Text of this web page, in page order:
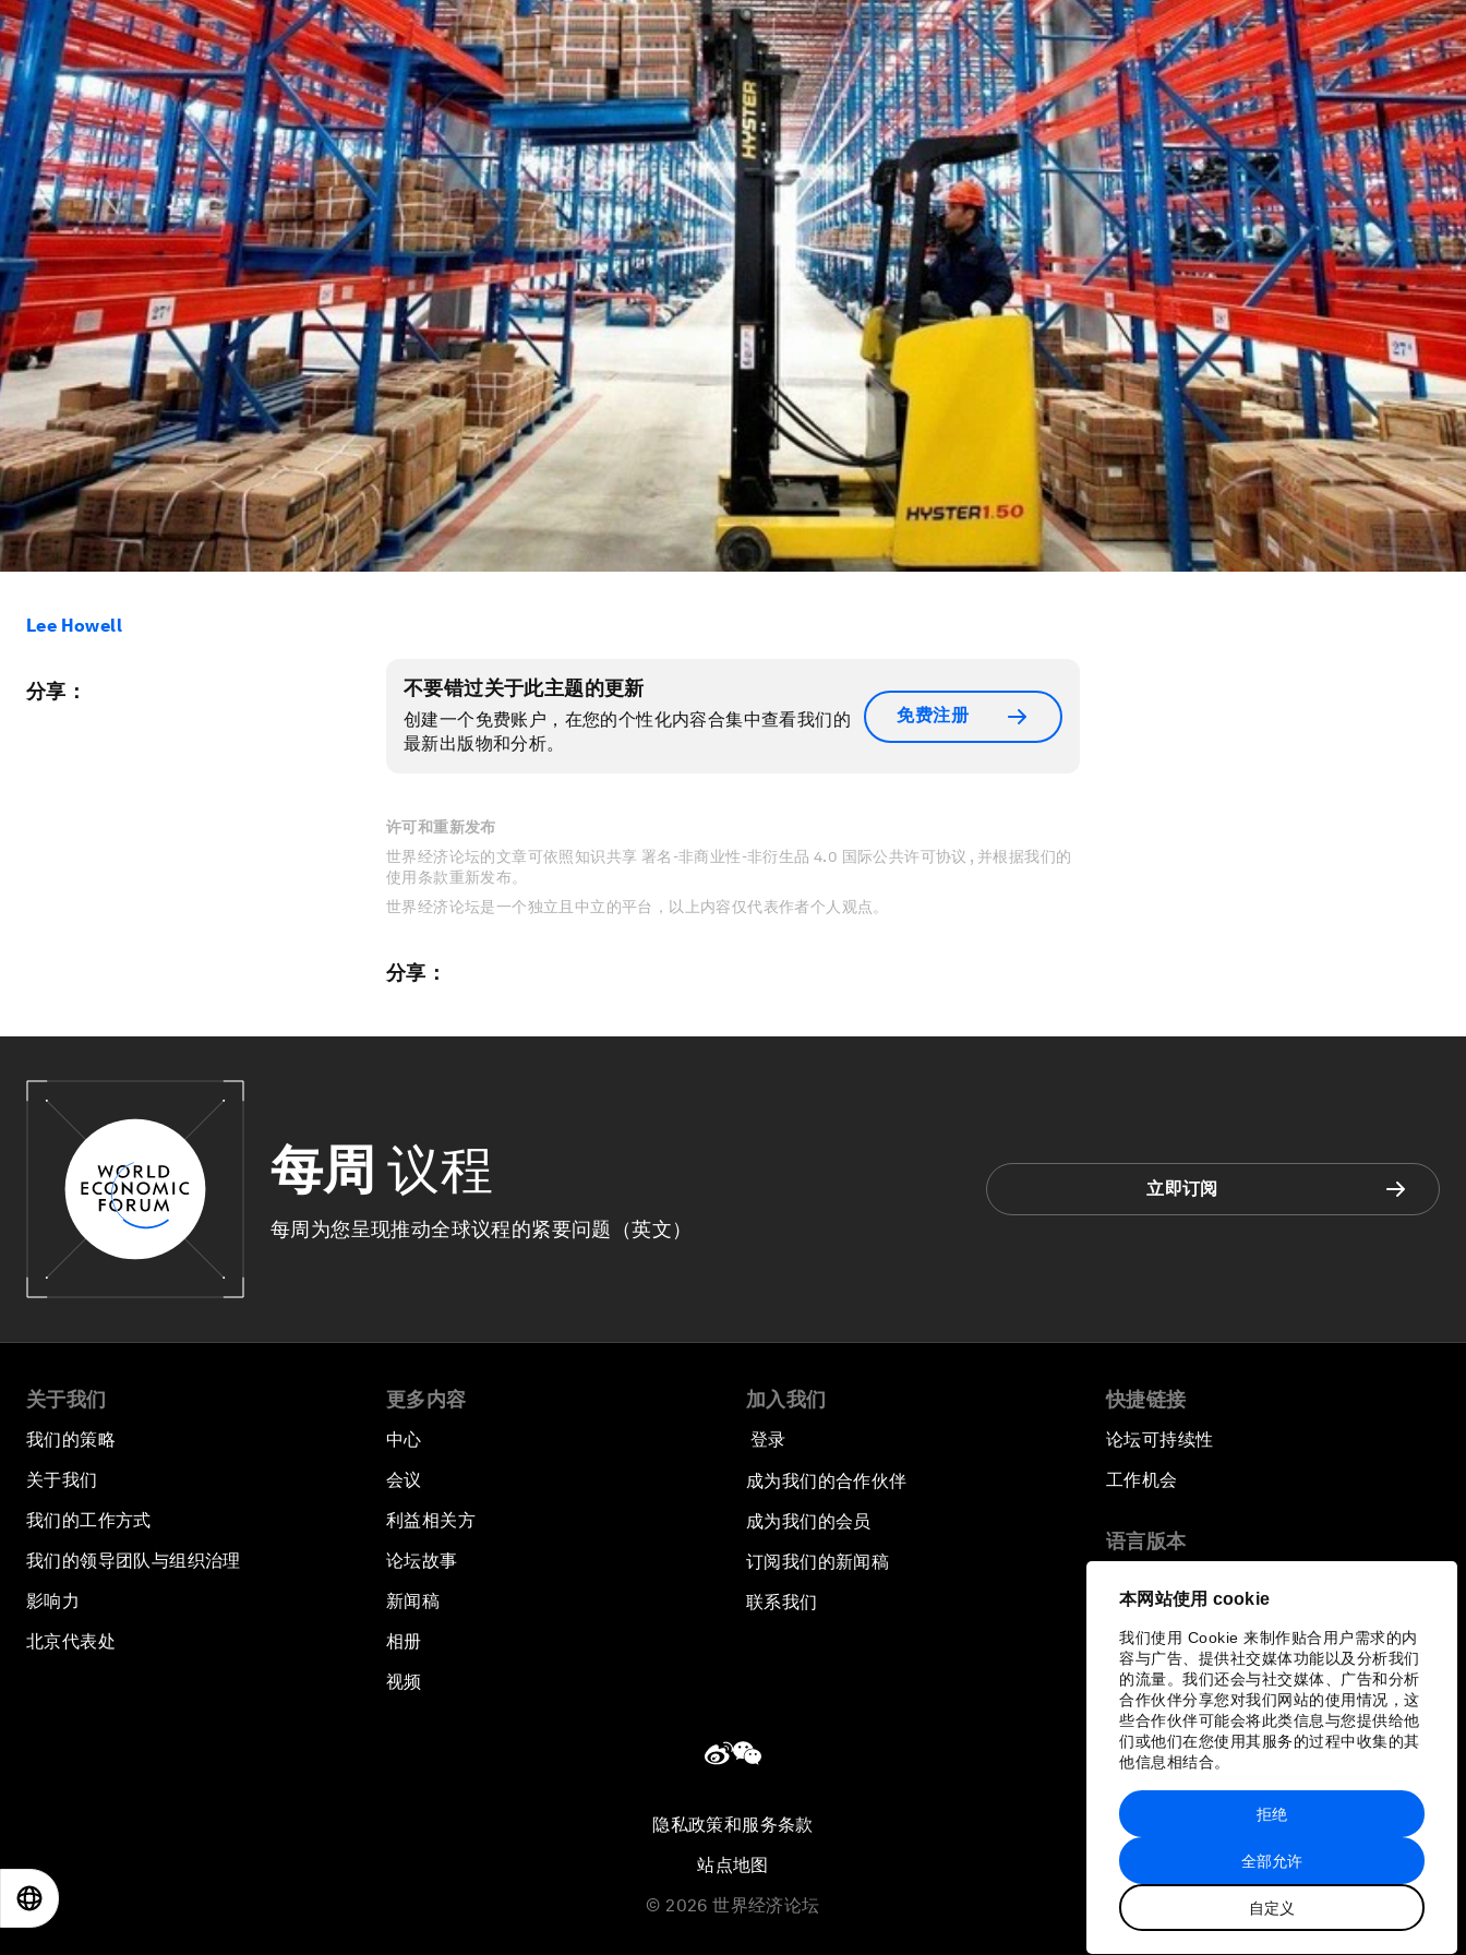
本网站使用 cookie
我们使用 Cookie 来制作贴合用户需求的内
容与广告、提供社交媒体功能以及分析我们
的流量。我们还会与社交媒体、广告和分析
合作伙伴分享您对我们网站的使用情况，这
些合作伙伴可能会将此类信息与您提供给他
们或他们在您使用其服务的过程中收集的其
他信息相结合。
全部允许
自定义
拒绝
Lee Howell
分享： 不要错过关于此主题的更新
创建一个免费账户，在您的个性化内容合集中查看我们的
最新出版物和分析。
免费注册
许可和重新发布
世界经济论坛的文章可依照知识共享 署名-非商业性-非衍生品 4.0 国际公共许可协议 , 并根据我们的
使用条款重新发布。
世界经济论坛是一个独立且中立的平台，以上内容仅代表作者个人观点。
分享：
每周 议程
每周为您呈现推动全球议程的紧要问题（英文）
立即订阅
关于我们
我们的策略
关于我们
我们的工作方式
我们的领导团队与组织治理
影响力
北京代表处
更多内容
中心
会议
利益相关方
论坛故事
新闻稿
相册
视频
加入我们
登录
成为我们的合作伙伴
成为我们的会员
订阅我们的新闻稿
联系我们
快捷链接
论坛可持续性
工作机会
语言版本
隐私政策和服务条款
站点地图
© 2026 世界经济论坛